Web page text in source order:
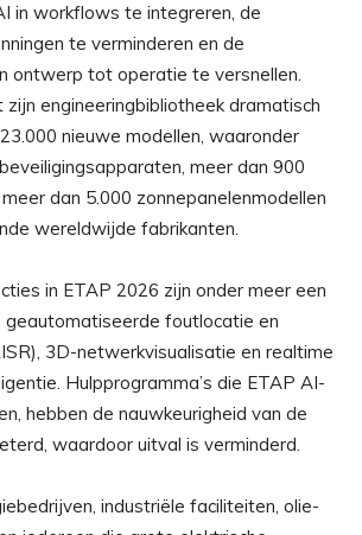
in workflows te integreren, de
te verminderen en de
ontwerp tot operatie te versnellen.
engineeringbibliotheek dramatisch
nieuwe modellen, waaronder
meer dan 900
dan 5.000 zonnepanelenmodellen
wereldwijde fabrikanten.
in ETAP 2026 zijn onder meer een
geautomatiseerde foutlocatie en
3D-netwerkvisualisatie en realtime
Hulpprogramma’s die ETAP AI-
hebben de nauwkeurigheid van de
waardoor uitval is verminderd.
industriële faciliteiten, olie-